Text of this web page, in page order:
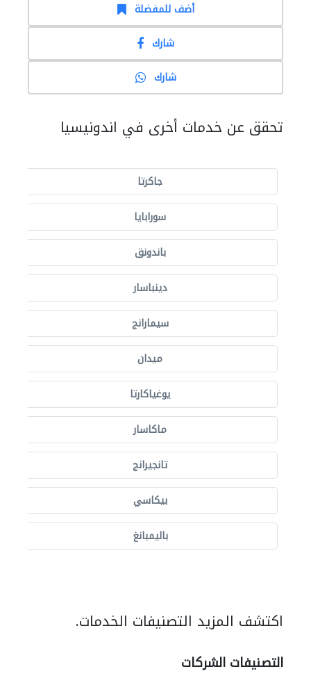
أضف للمفضلة
شارك
شارك
تحقق عن خدمات أخرى في اندونيسيا
جاكرتا
سورابايا
باندونق
دينباسار
سيمارانج
ميدان
يوغياكارتا
ماكاسار
تانجيرانج
بيكاسي
باليمبانغ
اكتشف المزيد التصنيفات الخدمات.
التصنيفات الشركات